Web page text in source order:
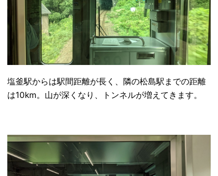
塩釜駅からは駅間距離が長く、隣の松島駅までの距離
は10km。山が深くなり、トンネルが増えてきます。